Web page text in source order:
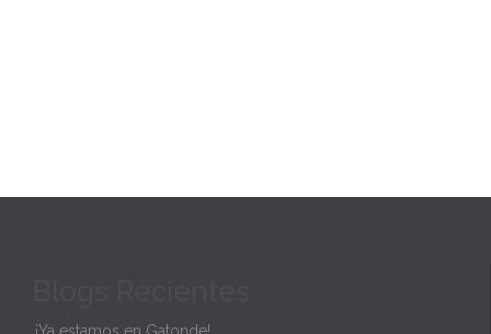
¡Ya estamos en Gatonde!